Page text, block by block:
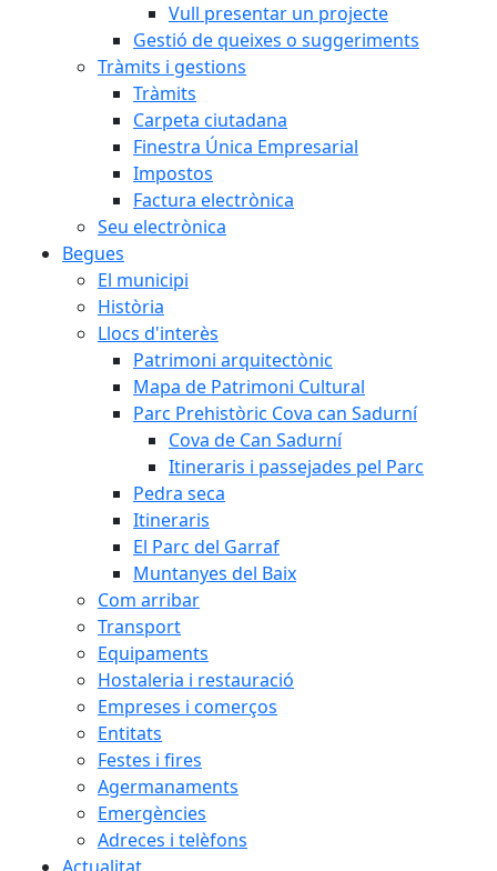
Vull presentar un projecte
Gestió de queixes o suggeriments
Tràmits i gestions
Tràmits
Carpeta ciutadana
Finestra Única Empresarial
Impostos
Factura electrònica
Seu electrònica
Begues
El municipi
Història
Llocs d'interès
Patrimoni arquitectònic
Mapa de Patrimoni Cultural
Parc Prehistòric Cova can Sadurní
Cova de Can Sadurní
Itineraris i passejades pel Parc
Pedra seca
Itineraris
El Parc del Garraf
Muntanyes del Baix
Com arribar
Transport
Equipaments
Hostaleria i restauració
Empreses i comerços
Entitats
Festes i fires
Agermanaments
Emergències
Adreces i telèfons